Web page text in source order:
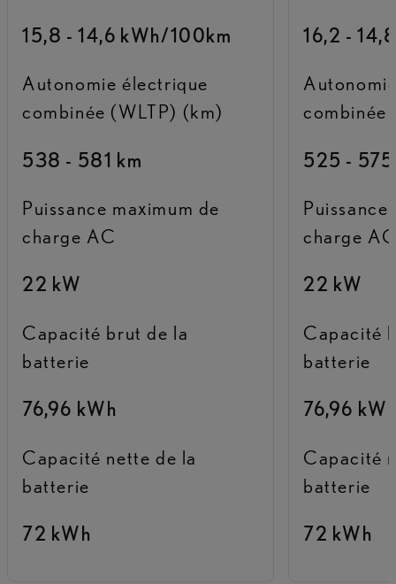
15,8 - 14,6 kWh/100km
Autonomie électrique
combinée (WLTP) (km)
538 - 581 km
Puissance maximum de
charge AC
22 kW
Capacité brut de la
batterie
76,96 kWh
Capacité nette de la
batterie
72 kWh
16,2 -
combinée
525 - 575
Puissance
charge
22 kW
Capacité
batterie
76,96
Capacité
batterie
72 kWh